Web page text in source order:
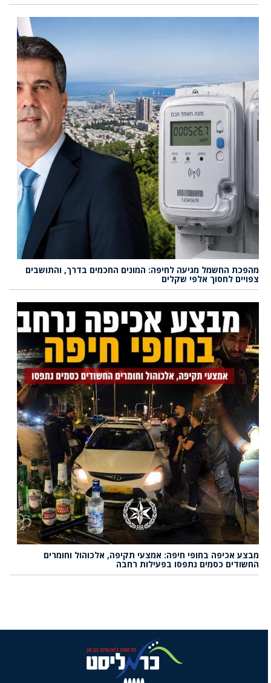
מהפכת החשמל מגיעה לחיפה: המונים החכמים בדרך, והתושבים
צפויים לחסוך אלפי שקלים
מבצע אכיפה בחופי חיפה: אמצעי תקיפה, אלכוהול וחומרים
החשודים כסמים נתפסו בפעילות רחבה